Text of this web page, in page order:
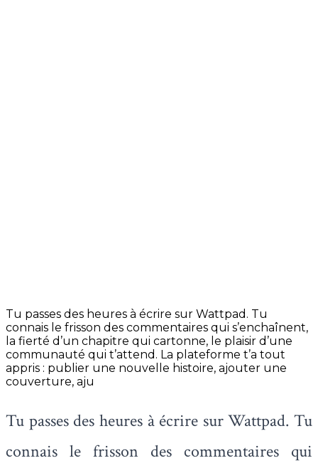
Tu passes des heures à écrire sur Wattpad. Tu
connais le frisson des commentaires qui s’enchaînent,
la fierté d’un chapitre qui cartonne, le plaisir d’une
communauté qui t’attend. La plateforme t’a tout
appris : publier une nouvelle histoire, ajouter une
couverture, aju
Tu passes des heures à écrire sur Wattpad. Tu
connais le frisson des commentaires qui